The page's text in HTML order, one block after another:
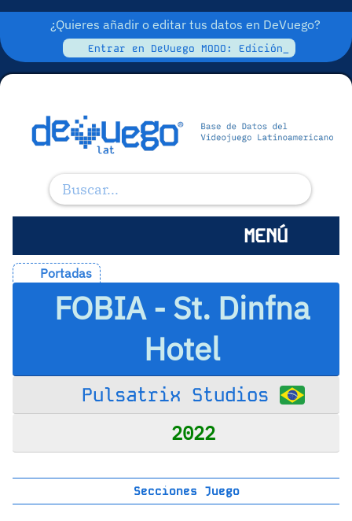
¿Quieres añadir o editar tus datos en DeVuego?
Entrar en DeVuego MODO: Edición_
MENÚ
Portadas
FOBIA - St. Dinfna
Hotel
Pulsatrix Studios
2022
Secciones Juego